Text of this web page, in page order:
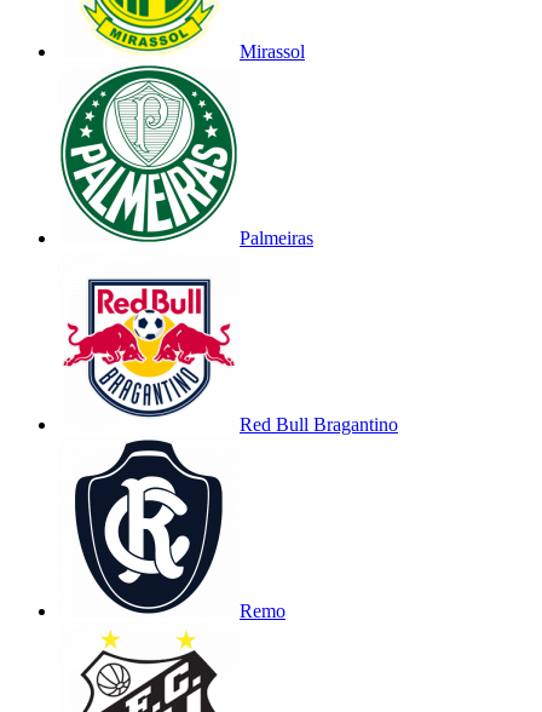
Mirassol
Palmeiras
Red Bull Bragantino
Remo